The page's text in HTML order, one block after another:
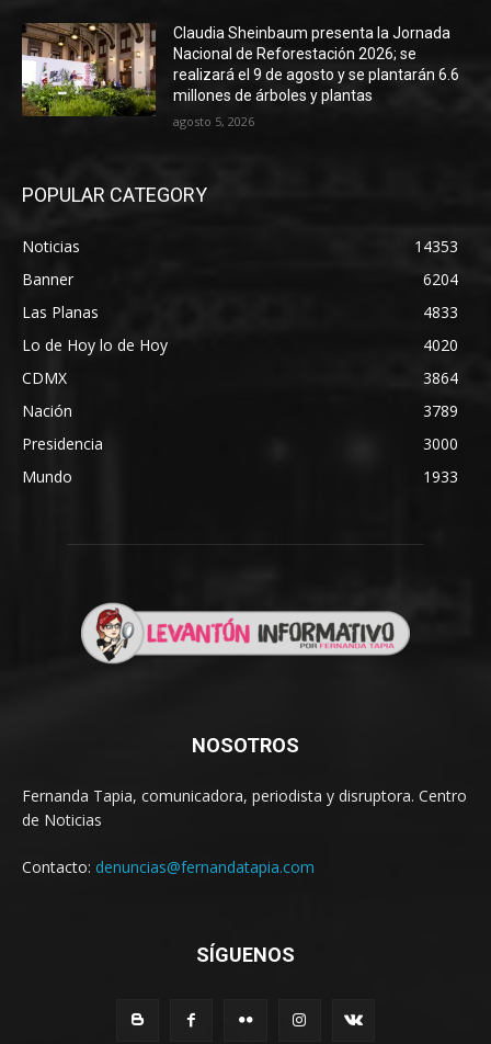
Claudia Sheinbaum presenta la Jornada
Nacional de Reforestación 2026; se
realizará el 9 de agosto y se plantarán 6.6
millones de árboles y plantas
agosto 5, 2026
POPULAR CATEGORY
Noticias
14353
Banner
6204
Las Planas
4833
Lo de Hoy lo de Hoy
4020
CDMX
3864
Nación
3789
Presidencia
3000
Mundo
1933
NOSOTROS
Fernanda Tapia, comunicadora, periodista y disruptora. Centro
de Noticias
Contacto: denuncias@fernandatapia.com
SÍGUENOS